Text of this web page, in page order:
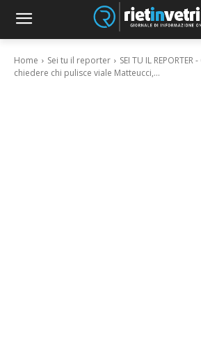
Home Sei tu il reporter
SEI TU IL
chiedere chi pulisce viale Matteucci,...